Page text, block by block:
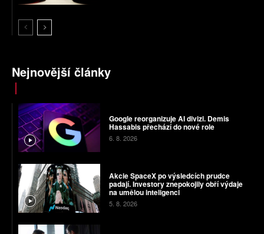
Nejnovější články
Google reorganizuje AI divizi. Demis
Hassabis přechází do nové role
6. 8. 2026
Akcie SpaceX po výsledcích prudce
padají. Investory znepokojily obří výdaje
na umělou inteligenci
5. 8. 2026